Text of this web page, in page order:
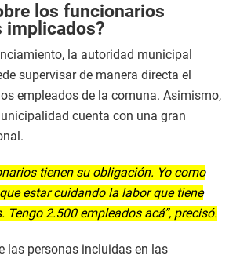
los funcionarios
implicados?
la autoridad municipal
supervisar de manera directa el
empleados de la comuna. Asimismo,
cuenta con una gran
tienen su obligación. Yo como
estar cuidando la labor que tiene
Tengo 2.500 empleados acá”, precisó.
las personas incluidas en las